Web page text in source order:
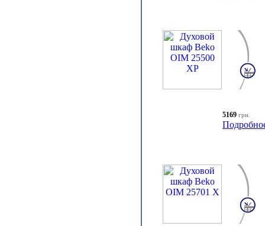
5169 грн.